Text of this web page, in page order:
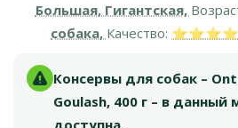
Большая, Гигантская,
собака, Качество:
Консервы для собак –
Goulash, 400 г – в